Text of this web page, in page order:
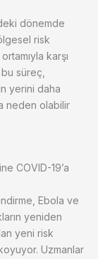
dönemde
risk
karşı
süreç,
yerini daha
neden olabilir
COVID-19’a
Ebola ve
yeniden
yeni risk
Uzmanlar